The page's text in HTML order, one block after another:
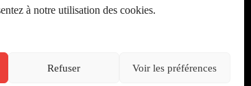
à notre utilisation des cookies.
Refuser Voir les préférences